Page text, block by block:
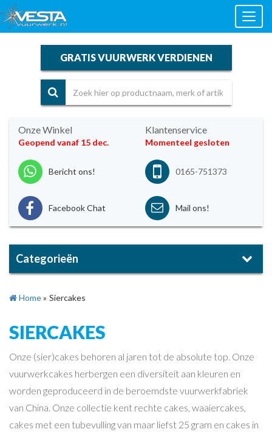
GRATIS VUURWERK VERDIENEN
Onze Winkel
Geopend vanaf 15 dec.
Klantenservice
Momenteel gesloten
Bericht ons! 0165-751373
Facebook Chat Mail ons!
Categorieën
Home» Siercakes
SIERCAKES
Onze (sier)cakes behoren al jaren tot de absolute top. Onze
vuurwerkcakes herbergen een diversiteit aan kleuren en
worden geproduceerd in de beroemdste vuurwerkfabriek
van China. Onze collectie kent rechte cakes, waaiercakes,
cakes met een tubevulling van maar liefst 25 gram en cakes in